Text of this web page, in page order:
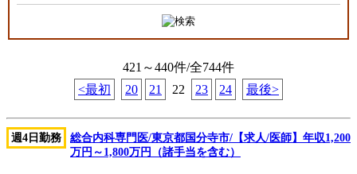
421～440件/全744件
<最初
20 21 22 23 24 最後>
週4日勤務
総合内科専門医/東京都国分寺市/【求人/医師】年収1,200
万円～1,800万円（諸手当を含む）